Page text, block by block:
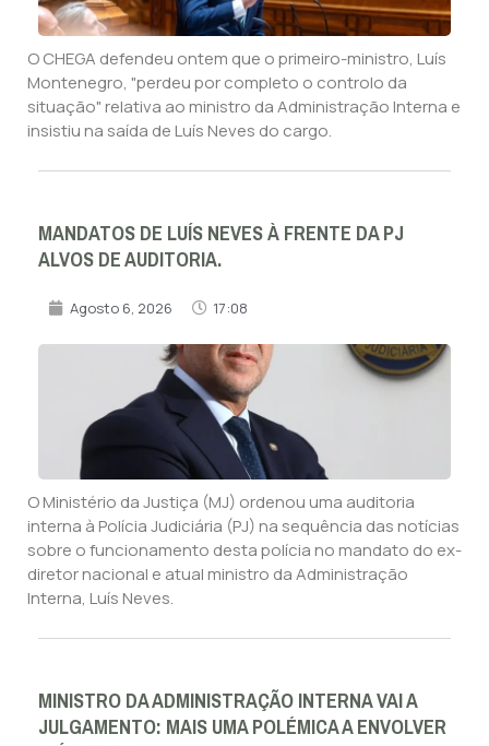
O CHEGA defendeu ontem que o primeiro-ministro, Luís
Montenegro, "perdeu por completo o controlo da
situação" relativa ao ministro da Administração Interna e
insistiu na saída de Luís Neves do cargo.
MANDATOS DE LUÍS NEVES À FRENTE DA PJ
ALVOS DE AUDITORIA.
Agosto 6, 2026 17:08
O Ministério da Justiça (MJ) ordenou uma auditoria
interna à Polícia Judiciária (PJ) na sequência das notícias
sobre o funcionamento desta polícia no mandato do ex-
diretor nacional e atual ministro da Administração
Interna, Luís Neves.
MINISTRO DA ADMINISTRAÇÃO INTERNA VAI A
JULGAMENTO: MAIS UMA POLÉMICA A ENVOLVER